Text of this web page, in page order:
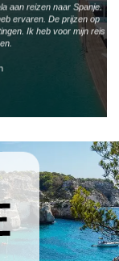
aan reizen naar Spanje.
ervaren. De prijzen op
Ik heb voor mijn reis